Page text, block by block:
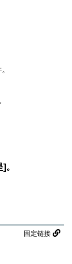
固定链接